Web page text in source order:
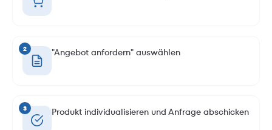
2 "Angebot anfordern" auswählen
3 Produkt individualisieren und Anfrage abschicken